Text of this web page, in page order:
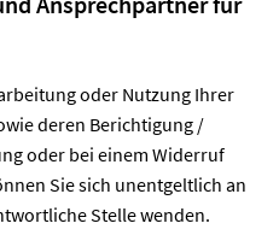
oder Nutzung Ihrer
deren Berichtigung /
oder bei einem Widerruf
Sie sich unentgeltlich an
Stelle wenden.